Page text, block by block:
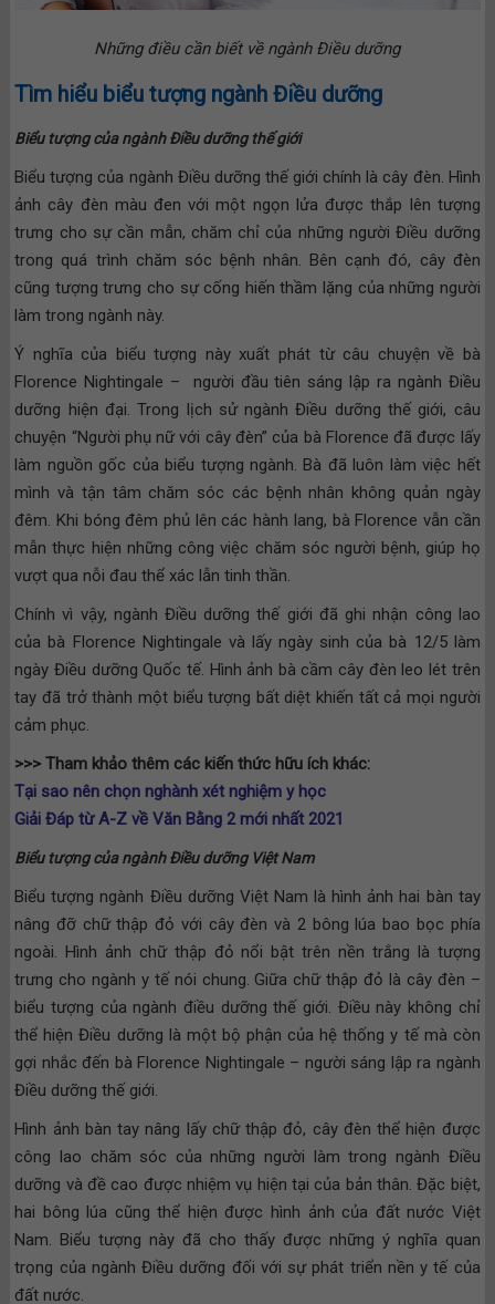
Những điều cần biết về ngành Điều dưỡng
Tìm hiểu biểu tượng ngành Điều dưỡng
Biểu tượng của ngành Điều dưỡng thế giới
Biểu tượng của ngành Điều dưỡng thế giới chính là cây đèn. Hình
ảnh cây đèn màu đen với một ngọn lửa được thắp lên tượng
trưng cho sự cần mẫn, chăm chỉ của những người Điều dưỡng
trong quá trình chăm sóc bệnh nhân. Bên cạnh đó, cây đèn
cũng tượng trưng cho sự cống hiến thầm lặng của những người
làm trong ngành này.
Ý nghĩa của biểu tượng này xuất phát từ câu chuyện về bà
Florence Nightingale – người đầu tiên sáng lập ra ngành Điều
dưỡng hiện đại. Trong lịch sử ngành Điều dưỡng thế giới, câu
chuyện “Người phụ nữ với cây đèn” của bà Florence đã được lấy
làm nguồn gốc của biểu tượng ngành. Bà đã luôn làm việc hết
mình và tận tâm chăm sóc các bệnh nhân không quản ngày
đêm. Khi bóng đêm phủ lên các hành lang, bà Florence vẫn cần
mẫn thực hiện những công việc chăm sóc người bệnh, giúp họ
vượt qua nỗi đau thể xác lẫn tinh thần.
Chính vì vậy, ngành Điều dưỡng thế giới đã ghi nhận công lao
của bà Florence Nightingale và lấy ngày sinh của bà 12/5 làm
ngày Điều dưỡng Quốc tế. Hình ảnh bà cầm cây đèn leo lét trên
tay đã trở thành một biểu tượng bất diệt khiến tất cả mọi người
cảm phục.
>>> Tham khảo thêm các kiến thức hữu ích khác:
Tại sao nên chọn nghành xét nghiệm y học
Giải Đáp từ A-Z về Văn Bằng 2 mới nhất 2021
Biểu tượng của ngành Điều dưỡng Việt Nam
Biểu tượng ngành Điều dưỡng Việt Nam là hình ảnh hai bàn tay
nâng đỡ chữ thập đỏ với cây đèn và 2 bông lúa bao bọc phía
ngoài. Hình ảnh chữ thập đỏ nổi bật trên nền trắng là tượng
trưng cho ngành y tế nói chung. Giữa chữ thập đỏ là cây đèn –
biểu tượng của ngành điều dưỡng thế giới. Điều này không chỉ
thể hiện Điều dưỡng là một bộ phận của hệ thống y tế mà còn
gợi nhắc đến bà Florence Nightingale – người sáng lập ra ngành
Điều dưỡng thế giới.
Hình ảnh bàn tay nâng lấy chữ thập đỏ, cây đèn thể hiện được
công lao chăm sóc của những người làm trong ngành Điều
dưỡng và đề cao được nhiệm vụ hiện tại của bản thân. Đặc biệt,
hai bông lúa cũng thể hiện được hình ảnh của đất nước Việt
Nam. Biểu tượng này đã cho thấy được những ý nghĩa quan
trọng của ngành Điều dưỡng đối với sự phát triển nền y tế của
đất nước.